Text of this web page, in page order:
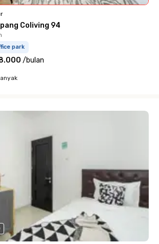
Coliving 94
park
/bulan